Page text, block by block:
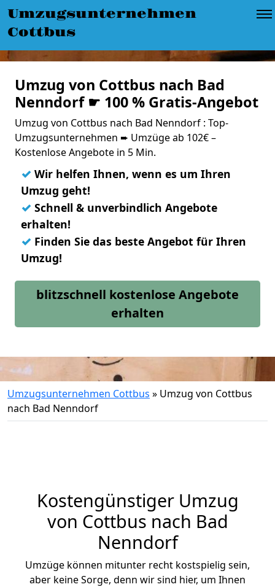
Umzugsunternehmen
Cottbus
Umzug von Cottbus nach Bad
Nenndorf ☛ 100 % Gratis-Angebot
Umzug von Cottbus nach Bad Nenndorf : Top-
Umzugsunternehmen ➨ Umzüge ab 102€ –
Kostenlose Angebote in 5 Min.
✓ Wir helfen Ihnen, wenn es um Ihren
Umzug geht!
✓ Schnell & unverbindlich Angebote
erhalten!
✓ Finden Sie das beste Angebot für Ihren
Umzug!
blitzschnell kostenlose Angebote
erhalten
Umzugsunternehmen Cottbus » Umzug von Cottbus
nach Bad Nenndorf
Kostengünstiger Umzug
von Cottbus nach Bad
Nenndorf
Umzüge können mitunter recht kostspielig sein,
aber keine Sorge, denn wir sind hier, um Ihnen